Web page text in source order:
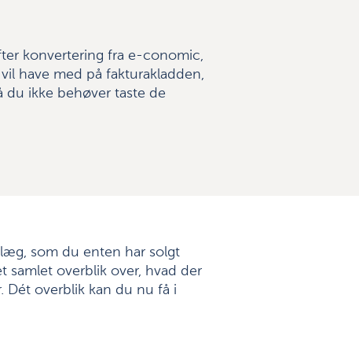
konvertering fra e-conomic,
have med på fakturakladden,
ikke behøver taste de
som du enten har solgt
samlet overblik over, hvad der
Dét overblik kan du nu få i